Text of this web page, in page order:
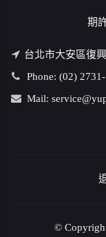
期
台北市大安區復
Phone: (02)
Mail:
©